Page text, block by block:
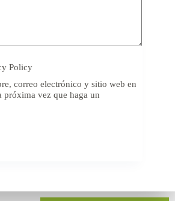
Policy
correo electrónico y sitio web en
próxima vez que haga un